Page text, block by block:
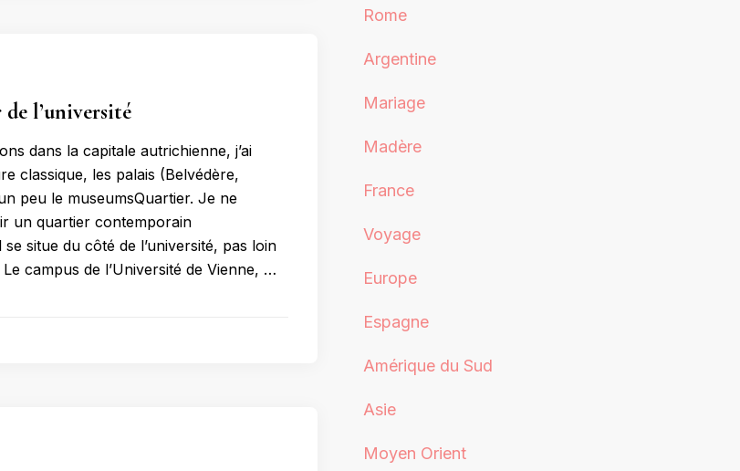
l’université
dans la capitale autrichienne, j’ai
classique, les palais (Belvédère,
peu le museumsQuartier. Je ne
un quartier contemporain
situe du côté de l’université, pas loin
campus de l’Université de Vienne, …
Rome
Argentine
Mariage
Madère
France
Voyage
Europe
Espagne
Amérique du Sud
Asie
Moyen Orient